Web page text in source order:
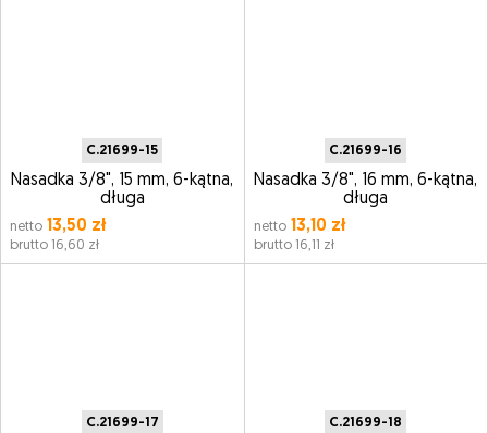
C.21699-15
Nasadka 3/8", 15 mm, 6-kątna,
długa
netto 13,50 zł
brutto 16,60 zł
C.21699-16
Nasadka 3/8", 16 mm, 6-kątna,
długa
netto13,10 zł
brutto 16,11 zł
C.21699-17 C.21699-18